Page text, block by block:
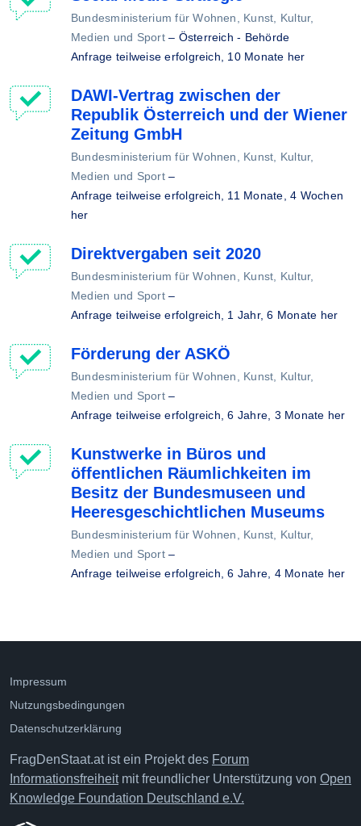
Bundesministerium für Wohnen, Kunst, Kultur,
Medien und Sport– Österreich - Behörde
Anfrage teilweise erfolgreich, 10 Monate her
DAWI-Vertrag zwischen der
Republik Österreich und der Wiener
Zeitung GmbH
Bundesministerium für Wohnen, Kunst, Kultur,
Medien und Sport–
Anfrage teilweise erfolgreich, 11 Monate, 4 Wochen
her
Direktvergaben seit 2020
Bundesministerium für Wohnen, Kunst, Kultur,
Medien und Sport–
Anfrage teilweise erfolgreich, 1 Jahr, 6 Monate her
Förderung der ASKÖ
Bundesministerium für Wohnen, Kunst, Kultur,
Medien und Sport–
Anfrage teilweise erfolgreich,6 Jahre, 3 Monate her
Kunstwerke in Büros und
öffentlichen Räumlichkeiten im
Besitz der Bundesmuseen und
Heeresgeschichtlichen Museums
Bundesministerium für Wohnen, Kunst, Kultur,
Medien und Sport–
Anfrage teilweise erfolgreich,6 Jahre, 4 Monate her
Impressum
Nutzungsbedingungen
Datenschutzerklärung
FragDenStaat.at ist ein Projekt des Forum
Informationsfreiheitmit freundlicher Unterstützung von Open
Knowledge Foundation Deutschland e.V.